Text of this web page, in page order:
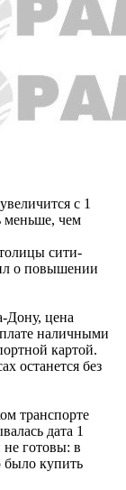
с 1
меньше, чем
сити-
о повышении
Дону, цена
наличными
картой.
останется без
транспорте
дата 1
не готовы: в
было купить